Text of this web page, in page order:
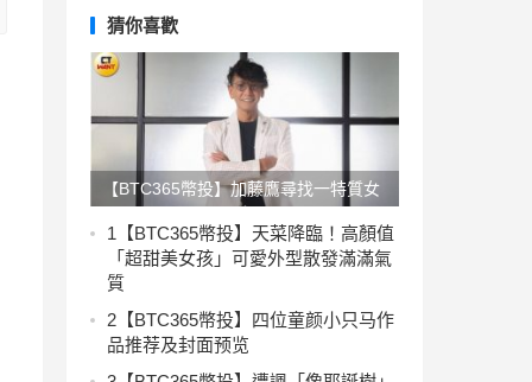
猜你喜歡
【BTC365幣投】加藤鷹尋找一特質女
優「會爆紅」 不排斥再拍片喊：放馬
過來！
1 【BTC365幣投】天菜降臨！高顏值
「超甜美女孩」可愛外型散發滿滿氣
質
2 【BTC365幣投】四位童颜小只马作
品推荐及封面预览